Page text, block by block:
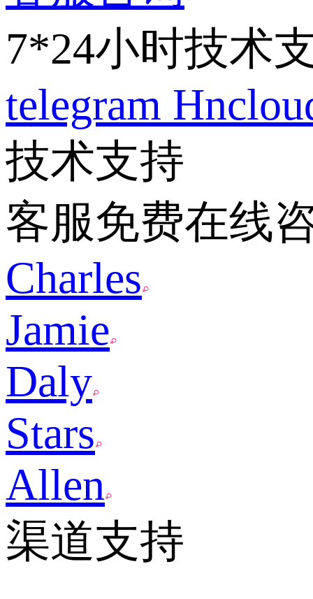
7*24小时技术
telegram
技术支持
客服免费在线
Charles
Jamie
Daly
Stars
Allen
渠道支持